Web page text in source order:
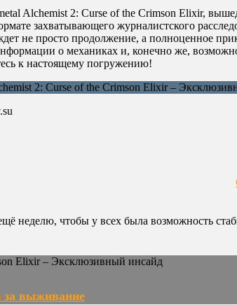
Alchemist 2: Curse of the Crimson Elixir,
захватывающего журналистского
не просто продолжение, а полноценное
о механиках и, конечно же,
к настоящему погружению!
неделю, чтобы у всех была возможность
за выживание